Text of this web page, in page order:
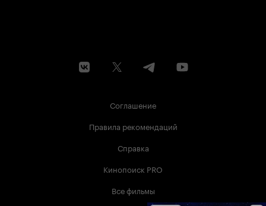
Соглашение
Правила рекомендаций
Справка
Кинопоиск PRO
Все фильмы